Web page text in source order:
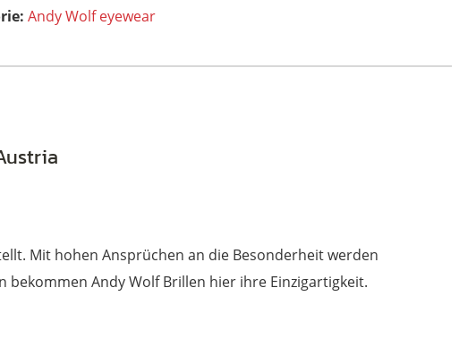
Andy Wolf eyewear
4572
Mit hohen Ansprüchen an die Besonderheit werden
Andy Wolf Brillen hier ihre Einzigartigkeit.